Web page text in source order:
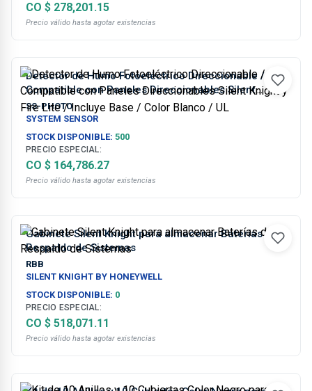
CO $ 278,201.15
Precio válido hasta agotar existencias
Detector de Humo Fotoeléctrico Direccionable /
Compatible con Paneles Direccionables Silent
Knight y Fire Lite / Incluye Base / Color Blanco / UL
SS-PHOTO
SYSTEM SENSOR
STOCK DISPONIBLE: 500
PRECIO ESPECIAL:
CO $ 164,786.27
Precio válido hasta agotar existencias
Gabinete Silent Knight para almacenar Baterías de
Respaldo de Sistemas
RBB
SILENT KNIGHT BY HONEYWELL
STOCK DISPONIBLE: 0
PRECIO ESPECIAL:
CO $ 518,071.11
Precio válido hasta agotar existencias